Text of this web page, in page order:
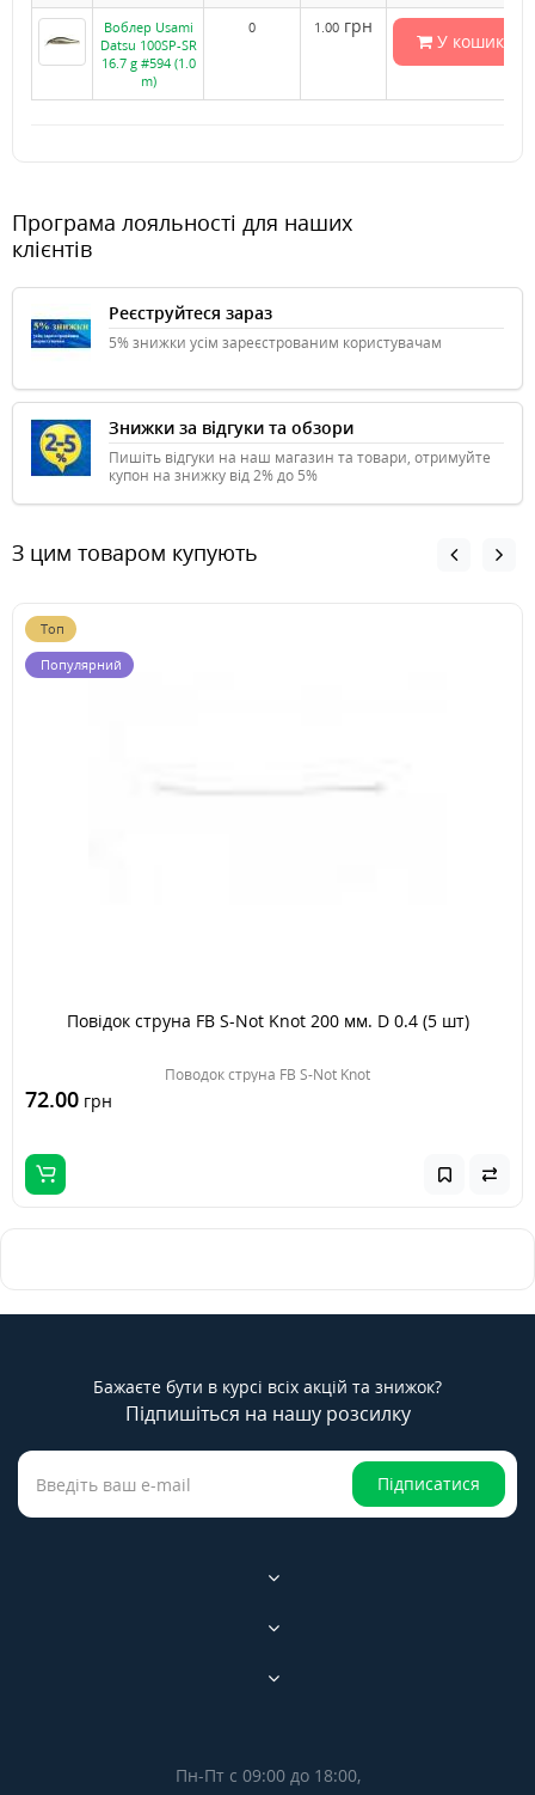
Воблер Usami
Datsu 100SP-SR
16.7 g #594 (1.0
m)
0 1.00 грн
У кошик
Програма лояльності для наших
клієнтів
Реєструйтеся зараз
5% знижки усім зареєстрованим користувачам
Знижки за відгуки та обзори
Пишіть відгуки на наш магазин та товари, отримуйте
купон на знижку від 2% до 5%
З цим товаром купують
Топ
Популярний
Повідок струна FB S-Not Knot 200 мм. D 0.4 (5 шт)
Поводок струна FB S-Not Knot
72.00 грн
Бажаєте бути в курсі всіх акцій та знижок?
Підпишіться на нашу розсилку
Підписатися
Пн-Пт с 09:00 до 18:00,